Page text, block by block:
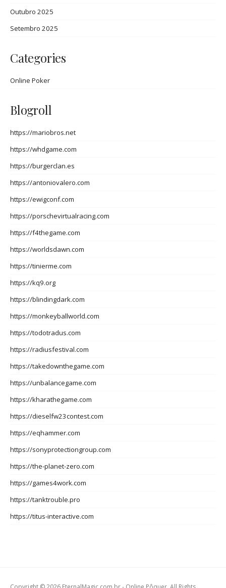
Outubro 2025
Setembro 2025
Categories
Online Poker
Blogroll
https://mariobros.net
https://whdgame.com
https://burgerclan.es
https://antoniovalero.com
https://ewigconf.com
https://porschevirtualracing.com
https://f4thegame.com
https://worldsdawn.com
https://tinierme.com
https://kq9.org
https://blindingdark.com
https://monkeyballworld.com
https://todotradus.com
https://radiusfestival.com
https://takedownthegame.com
https://unbalancegame.com
https://kharathegame.com
https://dieselfw23contest.com
https://eqhammer.com
https://sonyprotectiongroup.com
https://the-planet-zero.com
https://games4work.com
https://tanktrouble.pro
https://titus-interactive.com